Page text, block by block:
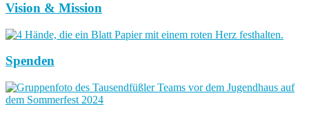
Vision & Mission
Spenden